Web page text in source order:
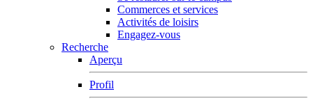
Commerces et services
Activités de loisirs
Engagez-vous
Recherche
Aperçu
Profil